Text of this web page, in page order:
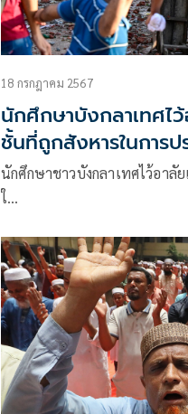
18 กรกฎาคม 2567
นักศึกษาบังกลาเทศไ
ชั้นที่ถูกสังหารในการป
นักศึกษาชาวบังกลาเทศไว้อาลั
ใ…